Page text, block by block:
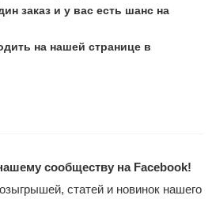
заказ и у вас есть шанс на
на нашей странице в
сообществу на Facebook!
статей и новинок нашего